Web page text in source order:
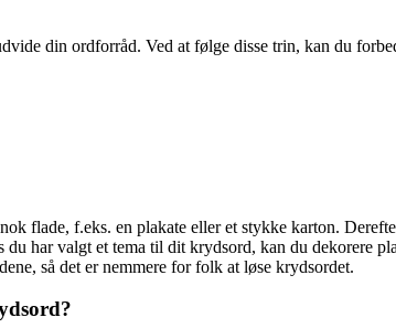
din ordforråd. Ved at følge disse trin, kan du
flade, f.eks. en plakate eller et stykke karton.
har valgt et tema til dit krydsord, kan du dekorere
så det er nemmere for folk at løse krydsordet.